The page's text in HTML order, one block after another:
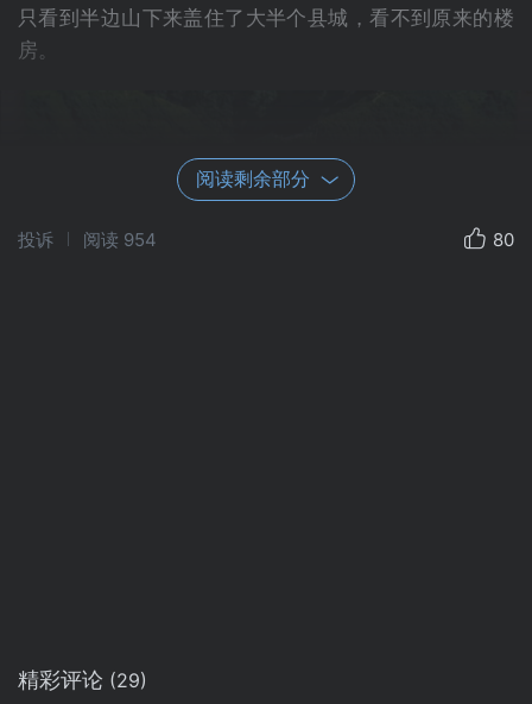
只看到半边山下来盖住了大半个县城，看不到原来的楼
房。
阅读剩余部分
投诉 阅读 954 80
精彩评论 (29)